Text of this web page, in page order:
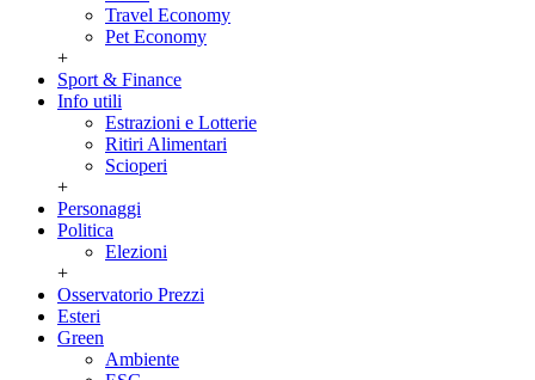
Travel Economy
Pet Economy
+
Sport & Finance
Info utili
Estrazioni e Lotterie
Ritiri Alimentari
Scioperi
+
Personaggi
Politica
Elezioni
+
Osservatorio Prezzi
Esteri
Green
Ambiente